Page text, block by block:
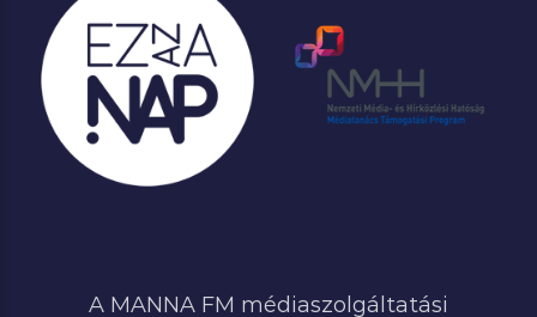
A MANNA FM médiaszolgáltatási